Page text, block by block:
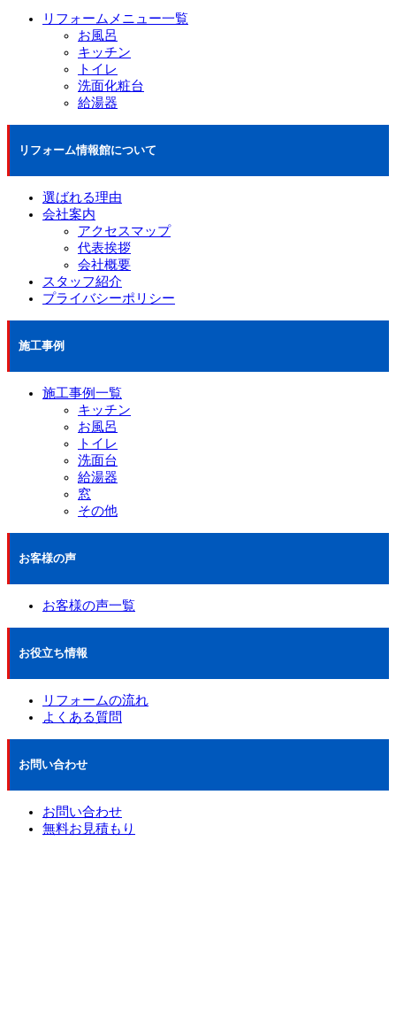
リフォームメニュー一覧
お風呂
キッチン
トイレ
洗面化粧台
給湯器
リフォーム情報館について
選ばれる理由
会社案内
アクセスマップ
代表挨拶
会社概要
スタッフ紹介
プライバシーポリシー
施工事例
施工事例一覧
キッチン
お風呂
トイレ
洗面台
給湯器
窓
その他
お客様の声
お客様の声一覧
お役立ち情報
リフォームの流れ
よくある質問
お問い合わせ
お問い合わせ
無料お見積もり